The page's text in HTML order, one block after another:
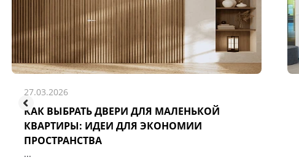
27.03.2026
КАК ВЫБРАТЬ ДВЕРИ ДЛЯ МАЛЕНЬКОЙ
КВАРТИРЫ: ИДЕИ ДЛЯ ЭКОНОМИИ
ПРОСТРАНСТВА
...